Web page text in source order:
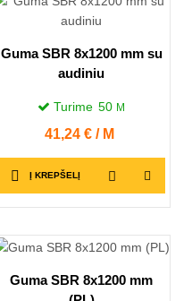
Guma SBR 8x1200 mm su
audiniu
Turime 50 M
Kaina
41,24 € / M
Į KREPŠELĮ
Guma SBR 8x1200 mm